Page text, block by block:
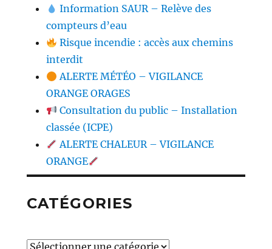
Information SAUR – Relève des
compteurs d’eau
Risque incendie : accès aux chemins
interdit
ALERTE MÉTÉO – VIGILANCE
ORANGE ORAGES
Consultation du public – Installation
classée (ICPE)
ALERTE CHALEUR – VIGILANCE
ORANGE
CATÉGORIES
Catégories